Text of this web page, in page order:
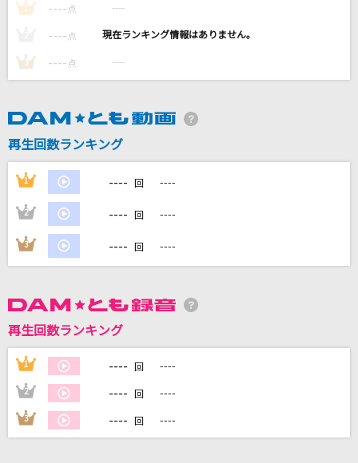
Snooze
SixTONES
[生音]アイノカタチ feat.HIDE(GReeeeN)
もっと見る
DAMの新曲・ランキングなど
カラオケ最新情報をチェック！
DAMに会員登録・ログインして
1 ---- 点 ----
---- 点 ----
3 ---- 点 ----
再生回数ランキング
1 ---- 回 ----
2 ---- 回 ----
3 ---- 回 ----
再生回数ランキング
1 ---- 回 ----
2 ---- 回 ----
3 ---- 回 ----